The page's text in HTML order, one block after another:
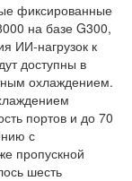
фиксированные
на базе G300,
ИИ-нагрузок к
доступны в
охлаждением.
портов и до 70
с
пропускной
шесть